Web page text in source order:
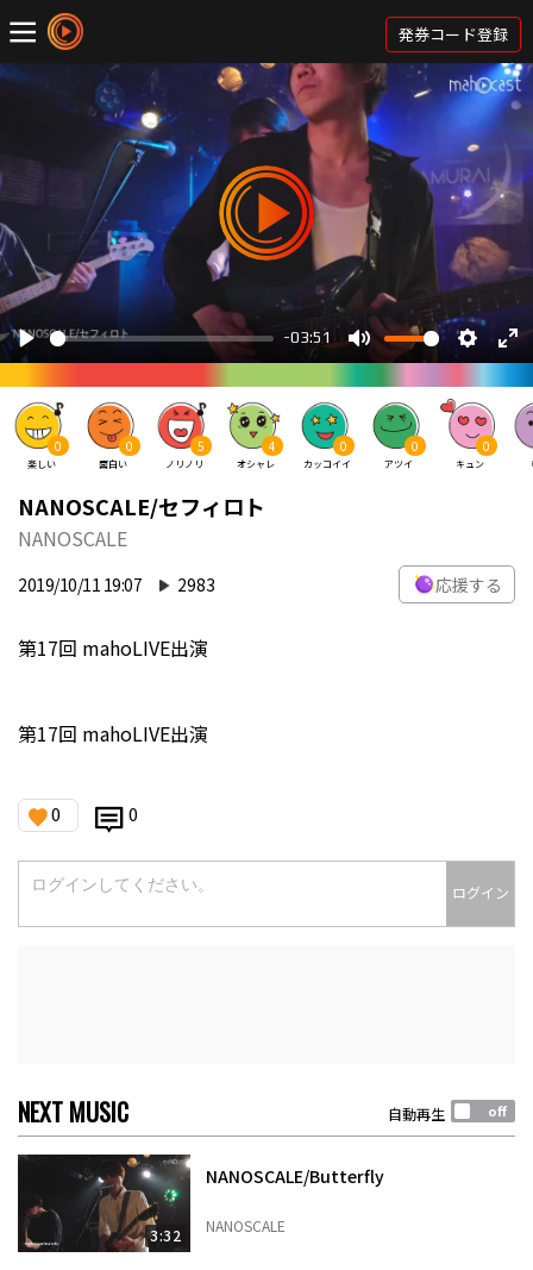
発券コード登録
0
楽しい
0
面白い
5
ノリノリ
4
オシャレ
0
カッコイイ
0
アツイ
0
キュン
NANOSCALE/セフィロト
NANOSCALE
2019/10/11 19:07 2983 応援する
第17回 mahoLIVE出演
第17回 mahoLIVE出演
0 0
ログイン
NEXT MUSIC 自動再生
3:32
NANOSCALE/Butterfly
NANOSCALE